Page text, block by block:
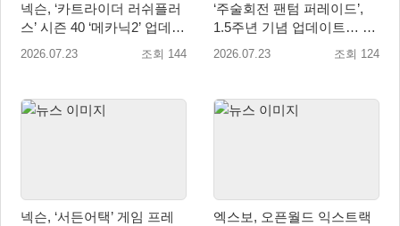
넥슨, ‘카트라이더 러쉬플러
스’ 시즌 40 ‘메카닉2’ 업데이
트!
2026.07.23 조회 144
‘주술회전 팬텀 퍼레이드’,
1.5주년 기념 업데이트… 신
규 SSR 2종 추가
2026.07.23 조회 124
넥슨, ‘서든어택’ 게임 프레
엑스보, 오픈월드 익스트랙